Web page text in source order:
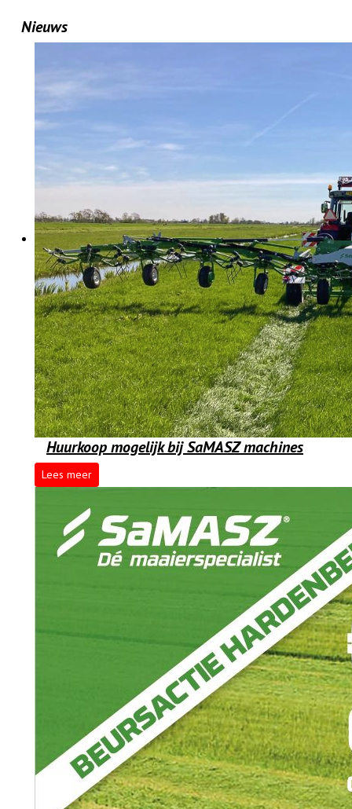
Nieuws
Huurkoop mogelijk bij SaMASZ machines
Lees meer